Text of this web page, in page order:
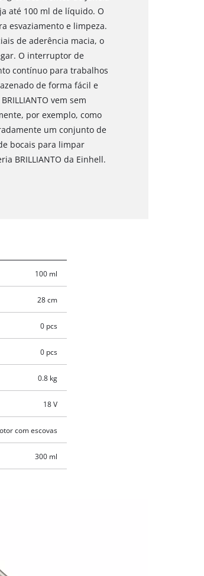
até 100 ml de líquido. O
esvaziamento e limpeza.
de aderência macia, o
O interruptor de
contínuo para trabalhos
de forma fácil e
vem sem
por exemplo, como
um conjunto de
bocais para limpar
BRILLIANTO da Einhell.
100 ml
28 cm
0 pcs
0 pcs
0.8 kg
18 V
com escovas
300 ml